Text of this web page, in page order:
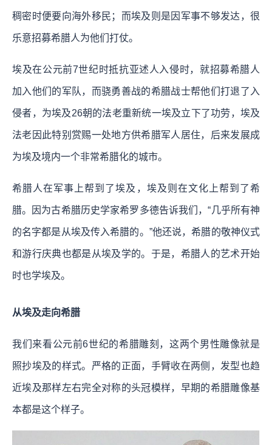
稠密时便要向海外移民；而埃及则是因军事不够发达，很
乐意招募希腊人为他们打仗。
埃及在公元前7世纪时抵抗亚述人入侵时，就招募希腊人
加入他们的军队，而骁勇善战的希腊战士帮他们打退了入
侵者，为埃及26朝的法老重新统一埃及立下了功劳，埃及
法老因此特别赏赐一处地方供希腊军人居住，后来发展成
为埃及境内一个非常希腊化的城市。
希腊人在军事上帮到了埃及，埃及则在文化上帮到了希
腊。因为古希腊历史学家希罗多德告诉我们，“几乎所有神
的名字都是从埃及传入希腊的。”他还说，希腊的敬神仪式
和游行庆典也都是从埃及学的。于是，希腊人的艺术开始
时也学埃及。
从埃及走向希腊
我们来看公元前6世纪的希腊雕刻，这两个男性雕像就是
照抄埃及的样式。严格的正面，手臂收在两侧，发型也趋
近埃及那样左右完全对称的头冠模样，早期的希腊雕像基
本都是这个样子。